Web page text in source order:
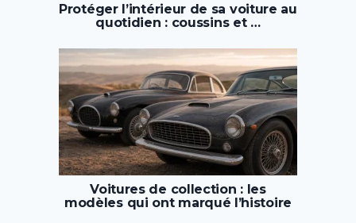
Protéger l’intérieur de sa voiture au
quotidien : coussins et …
Voitures de collection : les
modèles qui ont marqué l’histoire